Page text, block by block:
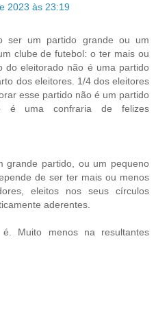
2023 às 23:19
ser um partido grande ou um
clube de futebol: o ter mais ou
do eleitorado não é uma partido
dos eleitores. 1/4 dos eleitores
esse partido não é um partido
é uma confraria de felizes
grande partido, ou um pequeno
de ser ter mais ou menos
eleitos nos seus círculos
aderentes.
Muito menos na resultantes